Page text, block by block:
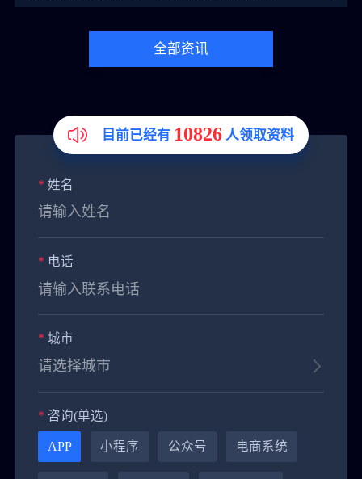
全部资讯
* 姓名
* 电话
* 城市
* 咨询(单选)
APP 小程序 公众号 电商系统
目前已经有 10826 人领取资料